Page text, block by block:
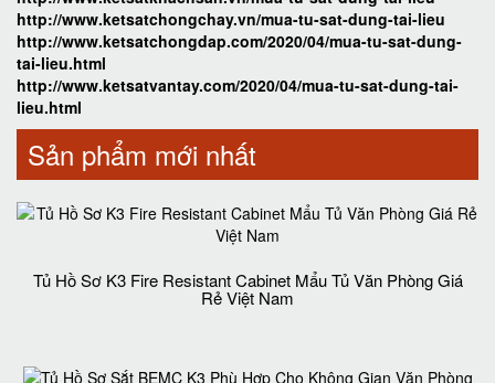
http://www.ketsatchongchay.vn/mua-tu-sat-dung-tai-lieu
http://www.ketsatchongdap.com/2020/04/mua-tu-sat-dung-
tai-lieu.html
http://www.ketsatvantay.com/2020/04/mua-tu-sat-dung-tai-
lieu.html
Sản phẩm mới nhất
Tủ Hồ Sơ K3 Fire Resistant Cabinet Mẩu Tủ Văn Phòng Giá
Rẻ Việt Nam